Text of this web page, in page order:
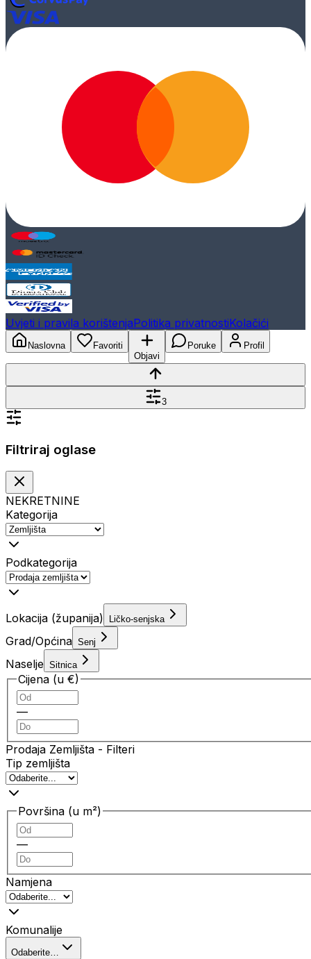
Uvjeti i pravila korištenjaPolitika privatnostiKolačići
Naslovna
Favoriti
Objavi
Poruke Profil
3
Filtriraj oglase
NEKRETNINE
Kategorija
Podkategorija
Lokacija (županija) Ličko-senjska
Grad/Općina Senj
Naselje Sitnica
Cijena (u €)
—
Prodaja Zemljišta - Filteri
Tip zemljišta
Površina (u m²)
—
Namjena
Komunalije
Odaberite…